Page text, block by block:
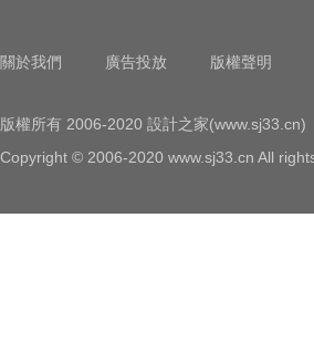
關於我們 廣告投放 版權聲明
版權所有 2006-2020 設計之家(www.sj33.cn)
Copyright © 2006-2020 www.sj33.cn All